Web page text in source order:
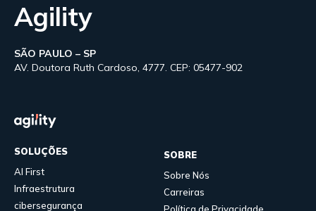
Agility
SÃO PAULO – SP
AV. Doutora Ruth Cardoso, 4777. CEP: 05477-902
SOLUÇÕES
AI First
Infraestrutura
cibersegurança
SOBRE
Sobre Nós
Carreiras